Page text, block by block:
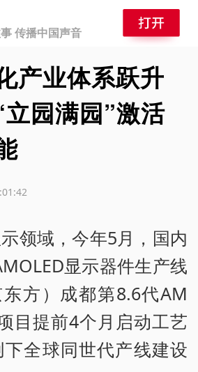
传播中国声音
产业体系跃升
园满园”激活
领域，今年5月，国内
显示器件生产线
方）成都第8.6代AM
目提前4个月启动工艺
全球同世代产线建设